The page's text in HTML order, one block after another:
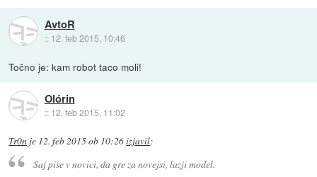
AvtoR
:: 12. feb 2015, 10:46
Točno je: kam robot taco moli!
Olórin
:: 12. feb 2015, 11:02
Tr0n je 12. feb 2015 ob 10:26izjavil:
Saj pise v novici, da gre za novejsi, lazji model.